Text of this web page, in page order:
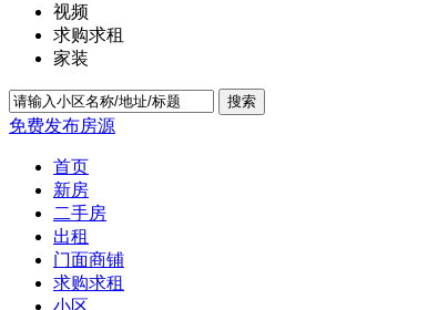
视频
求购求租
家装
搜索
免费发布房源
首页
新房
二手房
出租
门面商铺
求购求租
小区